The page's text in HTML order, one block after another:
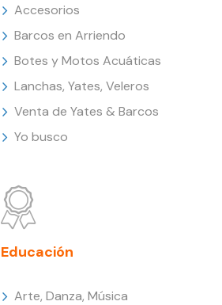
Accesorios
Barcos en Arriendo
Botes y Motos Acuáticas
Lanchas, Yates, Veleros
Venta de Yates & Barcos
Yo busco
Educación
Arte, Danza, Música